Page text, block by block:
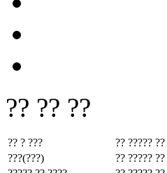
?? ?? ??
?? ? ??? ?? ????? ??
???(???)
?? ????? ??